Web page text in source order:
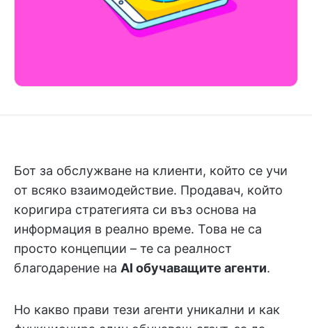
Бот за обслужване на клиенти, който се учи
от всяко взаимодействие. Продавач, който
коригира стратегията си въз основа на
информация в реално време. Това не са
просто концепции – те са реалност
благодарение на AI обучаващите агенти.
Но какво прави тези агенти уникални и как